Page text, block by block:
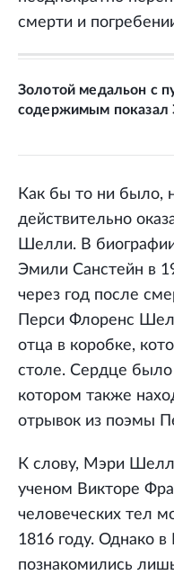
смерти и
Золотой медальон с
содержимым показал
Как бы то ни было,
действительно
Шелли. В
Эмили Санстейн в
через год после
Перси Флоренс
отца в коробке,
столе. Сердце было
котором также
отрывок из поэмы
К слову, Мэри
ученом Викторе
человеческих тел
1816 году. Однако в
познакомились